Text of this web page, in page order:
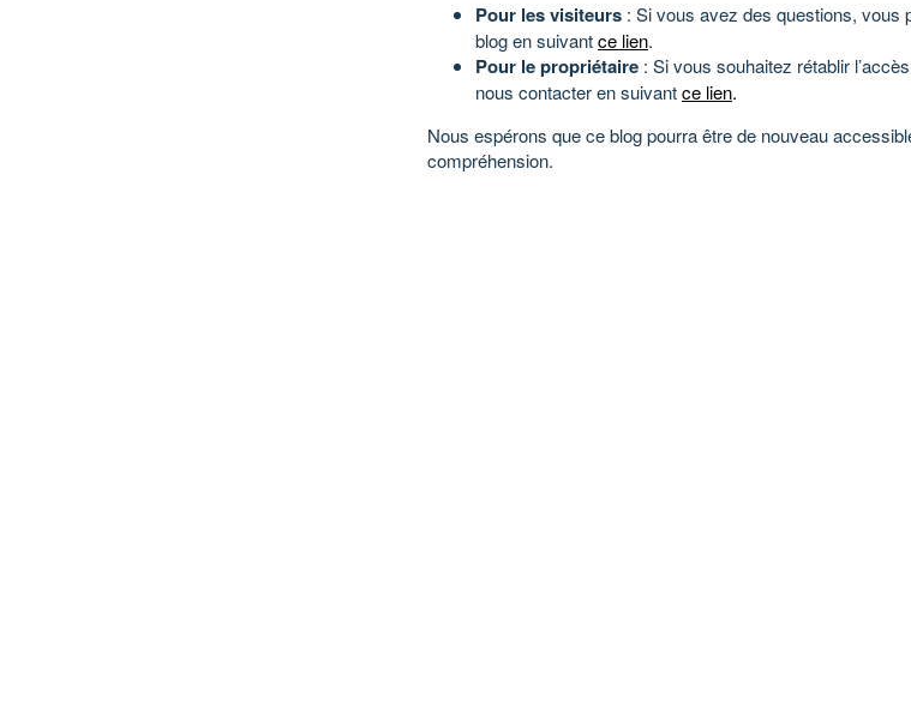
Pour les visiteurs : Si vous avez des questions, vous
blog en suivantce lien.
Pour le propriétaire : Si vous souhaitez rétablir
nous contacter en suivantce lien.
Nous espérons que ce blog pourra être de nouveau
compréhension.